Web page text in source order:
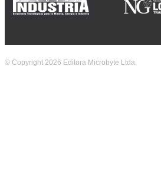
© Copyright 2026 Editora Microbyte Ltda.